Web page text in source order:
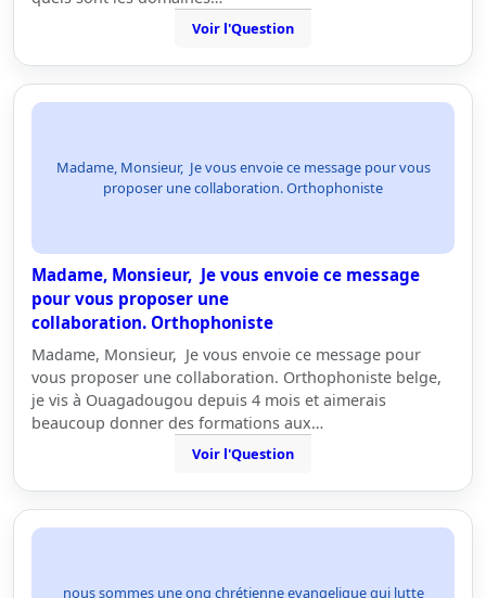
Voir l'Question
Madame, Monsieur, Je vous envoie ce message pour vous
proposer une collaboration. Orthophoniste
Madame, Monsieur, Je vous envoie ce message
pour vous proposer une
collaboration. Orthophoniste
Madame, Monsieur, Je vous envoie ce message pour
vous proposer une collaboration. Orthophoniste belge,
je vis à Ouagadougou depuis 4 mois et aimerais
beaucoup donner des formations aux…
Voir l'Question
nous sommes une ong chrétienne evangelique qui lutte